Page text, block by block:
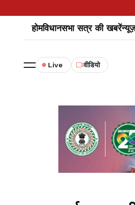
होमविधानसभा सत्र की खबरें
Live वीडियो